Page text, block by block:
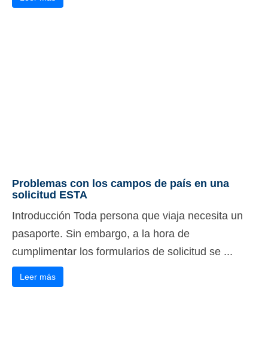
Problemas con los campos de país en una
solicitud ESTA
Introducción Toda persona que viaja necesita un
pasaporte. Sin embargo, a la hora de
cumplimentar los formularios de solicitud se ...
Leer más